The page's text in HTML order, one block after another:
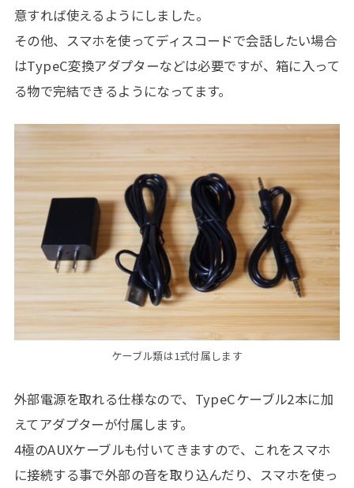
意すれば使えるようにしました。
その他、スマホを使ってディスコードで会話したい場合
はTypeC変換アダプターなどは必要ですが、箱に入って
る物で完結できるようになってます。
ケーブル類は1式付属します
外部電源を取れる仕様なので、TypeCケーブル2本に加
えてアダプターが付属します。
4極のAUXケーブルも付いてきますので、これをスマホ
に接続する事で外部の音を取り込んだり、スマホを使っ